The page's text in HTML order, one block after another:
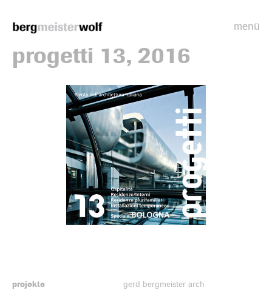
menü
progetti 13, 2016
projekte
gerd bergmeister arch